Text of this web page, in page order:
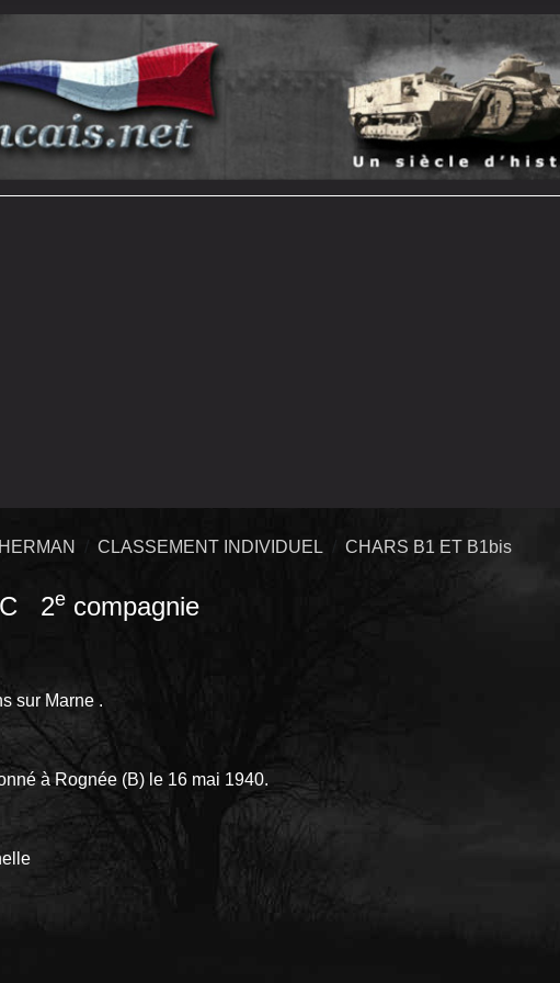
CLASSEMENT INDIVIDUEL CHARS B1 ET B1bis
2e compagnie
sur Marne .
à Rognée (B) le 16 mai 1940.